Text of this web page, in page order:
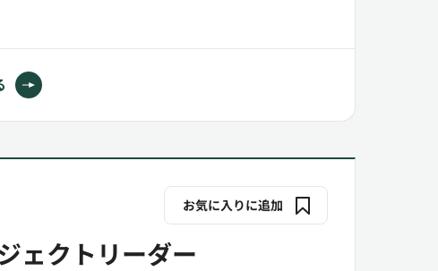
ェクトリーダー
お気に入りに追加